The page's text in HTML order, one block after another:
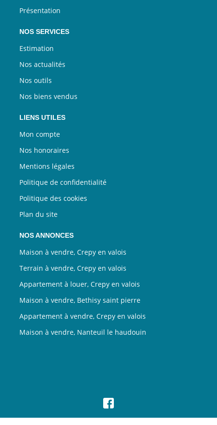
Présentation
NOS SERVICES
Estimation
Nos actualités
Nos outils
Nos biens vendus
LIENS UTILES
Mon compte
Nos honoraires
Mentions légales
Politique de confidentialité
Politique des cookies
Plan du site
NOS ANNONCES
Maison à vendre, Crepy en valois
Terrain à vendre, Crepy en valois
Appartement à louer, Crepy en valois
Maison à vendre, Bethisy saint pierre
Appartement à vendre, Crepy en valois
Maison à vendre, Nanteuil le haudouin